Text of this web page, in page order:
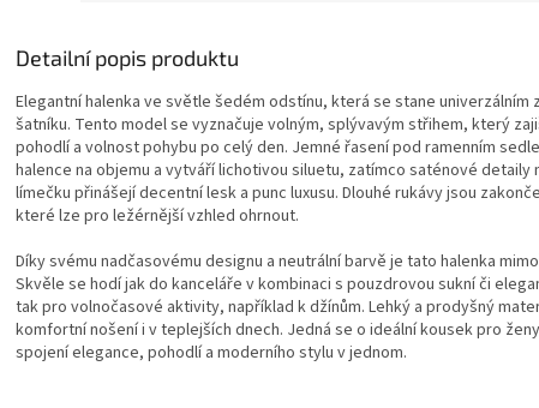
Detailní popis produktu
Elegantní halenka ve světle šedém odstínu, která se stane univerzálním
šatníku. Tento model se vyznačuje volným, splývavým střihem, který
pohodlí a volnost pohybu po celý den. Jemné řasení pod ramenním
halence na objemu a vytváří lichotivou siluetu, zatímco saténové detaily
límečku přinášejí decentní lesk a punc luxusu. Dlouhé rukávy jsou
které lze pro ležérnější vzhled ohrnout.
Díky svému nadčasovému designu a neutrální barvě je tato halenka
Skvěle se hodí jak do kanceláře v kombinaci s pouzdrovou sukní či
tak pro volnočasové aktivity, například k džínům. Lehký a prodyšný
komfortní nošení i v teplejších dnech. Jedná se o ideální kousek pro
spojení elegance, pohodlí a moderního stylu v jednom.